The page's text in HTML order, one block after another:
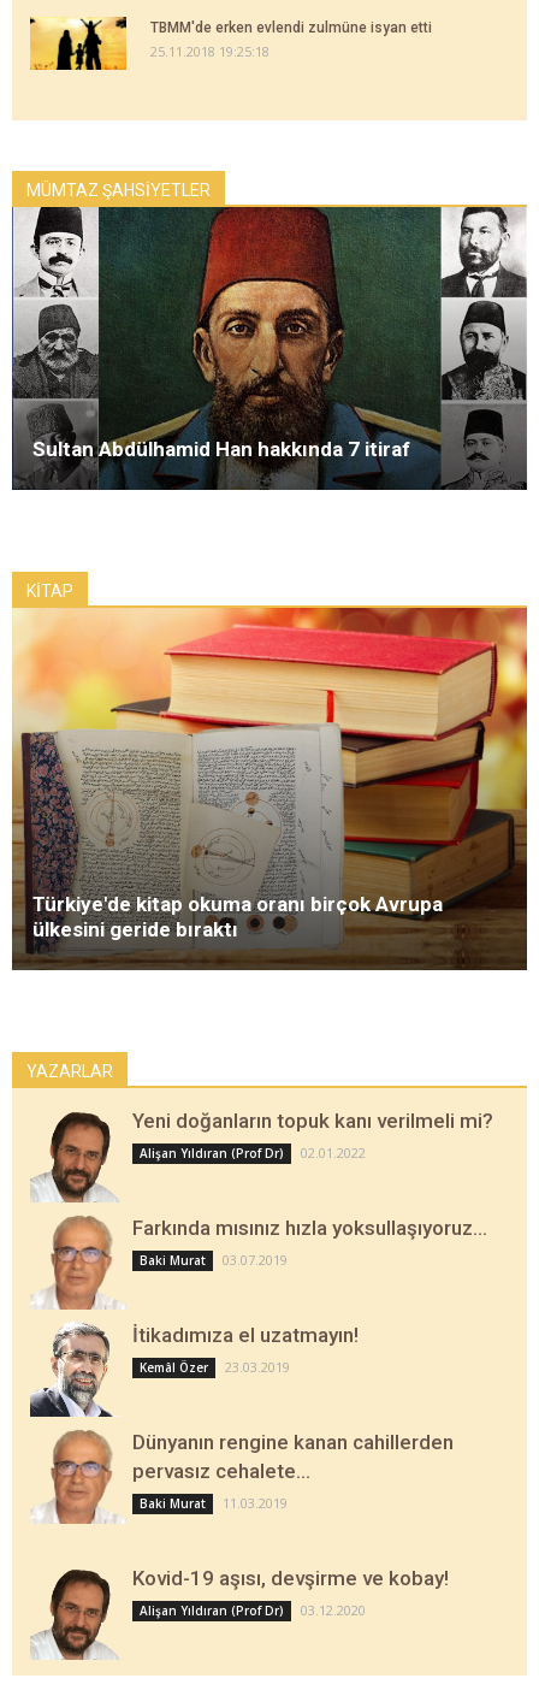
TBMM'de erken evlendi zulmüne isyan etti
25.11.2018 19:25:18
MÜMTAZ ŞAHSİYETLER
Sultan Abdülhamid Han hakkında 7 itiraf
KİTAP
Türkiye'de kitap okuma oranı birçok Avrupa
ülkesini geride bıraktı
YAZARLAR
Yeni doğanların topuk kanı verilmeli mi?
Alişan Yıldıran (Prof Dr) 02.01.2022
Farkında mısınız hızla yoksullaşıyoruz…
Baki Murat 03.07.2019
İtikadımıza el uzatmayın!
Kemâl Özer 23.03.2019
Dünyanın rengine kanan cahillerden
pervasız cehalete…
Baki Murat 11.03.2019
Kovid-19 aşısı, devşirme ve kobay!
Alişan Yıldıran (Prof Dr) 03.12.2020